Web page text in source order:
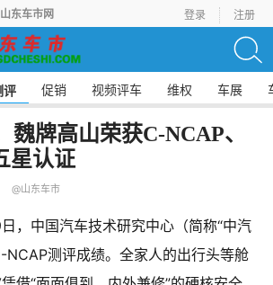
东车市网 登录 注册
评 促销 视频评车 维权 车展
魏牌高山荣获C-NCAP、
星认证
@山东车市
，中国汽车技术研究中心（简称“中汽
NCAP测评成绩。全家人的出行头等舱